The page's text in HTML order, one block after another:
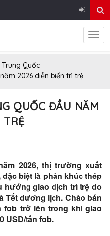
Quốc
2026 diễn biến trì trệ
QUỐC ĐẦU NĂM
TRỆ
2026, thị trường xuất
biệt là phân khúc thép
hướng giao dịch trì trệ do
Tết dương lịch. Chào bán
fob trở lên trong khi giao
USD/tấn fob.